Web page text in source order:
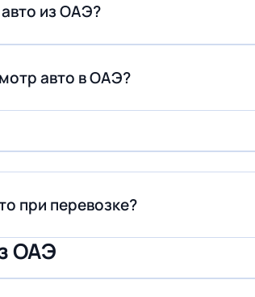
из ОАЭ?
авто в ОАЭ?
при перевозке?
ОАЭ